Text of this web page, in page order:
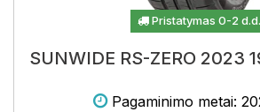
Pristatymas 0-2 d.d.
SUNWIDE RS-ZERO 2023
Pagaminimo metai: